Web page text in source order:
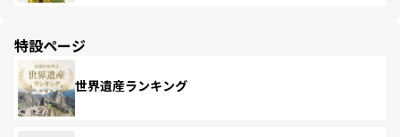
特設ページ
世界遺産ランキング